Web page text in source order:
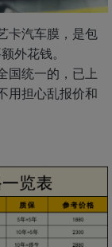
卡汽车膜，是包
外花钱。
国统一的，已上
用担心乱报价和